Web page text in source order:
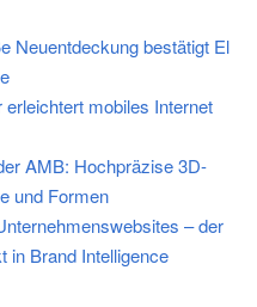
Neuentdeckung bestätigt El
mobiles Internet
AMB: Hochpräzise 3D-
und Formen
– der
in Brand Intelligence